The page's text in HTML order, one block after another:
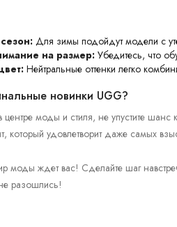
Для зимы подойдут модели с
на размер: Убедитесь, что
Нейтральные оттенки легко
новинки UGG?
центре моды и стиля, не упустите
который удовлетворит даже самых
моды ждет вас! Сделайте шаг
разошлись!